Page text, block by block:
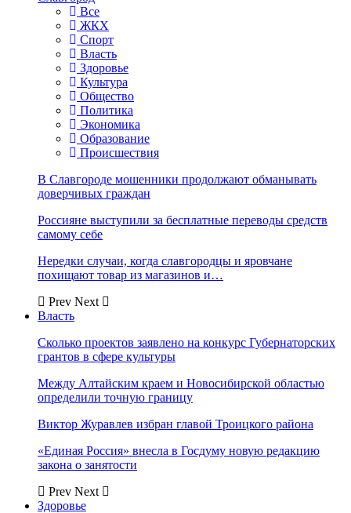
Все
ЖКХ
Спорт
Власть
Здоровье
Культура
Общество
Политика
Экономика
Образование
Происшествия
В Славгороде мошенники продолжают обманывать
доверчивых граждан
Россияне выступили за бесплатные переводы средств
самому себе
Нередки случаи, когда славгородцы и яровчане
похищают товар из магазинов и…
Prev Next
Власть
Сколько проектов заявлено на конкурс Губернаторских
грантов в сфере культуры
Между Алтайским краем и Новосибирской областью
определили точную границу
Виктор Журавлев избран главой Троицкого района
«Единая Россия» внесла в Госдуму новую редакцию
закона о занятости
Prev Next
Здоровье